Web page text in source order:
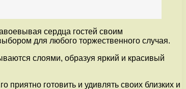
сердца гостей своим
для любого торжественного случая.
слоями, образуя яркий и красивый
готовить и удивлять своих близких и